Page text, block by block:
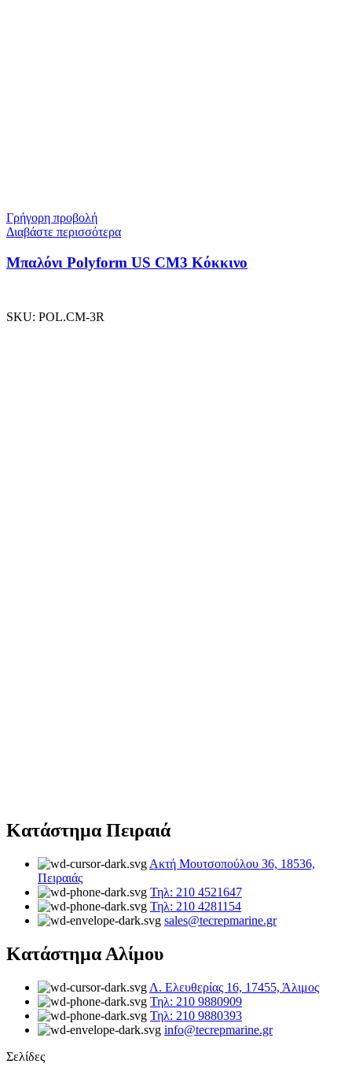
Γρήγορη προβολή
Διαβάστε περισσότερα
Μπαλόνι Polyform US CM3 Κόκκινο
SKU: POL.CM-3R
Κατάστημα Πειραιά
Ακτή Μουτσοπούλου 36, 18536,
Πειραιάς
Τηλ: 210 4521647
Τηλ: 210 4281154
sales@tecrepmarine.gr
Κατάστημα Αλίμου
Λ. Ελευθερίας 16, 17455, Άλιμος
Τηλ: 210 9880909
Τηλ: 210 9880393
info@tecrepmarine.gr
Σελίδες